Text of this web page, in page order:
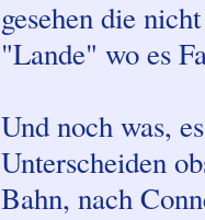
gesehen die
"Lande" wo es
Und noch was,
Unterscheiden
Bahn, nach